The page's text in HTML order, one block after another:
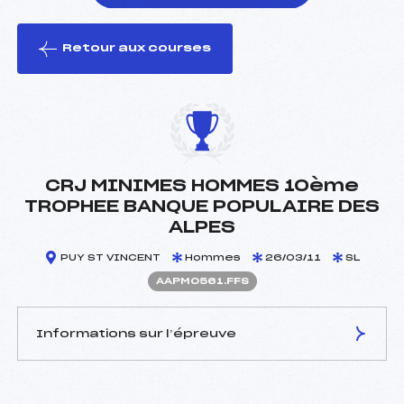
le ski
Retour aux courses
CRJ MINIMES HOMMES 10ème
TROPHEE BANQUE POPULAIRE DES
ALPES
PUY ST VINCENT Hommes 26/03/11 SL
AAPM0561.FFS
Informations sur l’épreuve